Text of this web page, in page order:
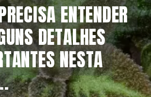
ENTENDER
DETALHES
NESTA
ENTENDER
DETALHES
NESTA